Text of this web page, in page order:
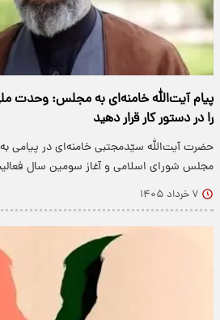
پیام آیت‌الله خامنه‌ای به مجلس: وحدت
را در دستور کار قرار دهید
حضرت آیت‌الله سیّدمجتبی خامنه‌ای در پیامی
مجلس شورای اسلامی و آغاز سومین سال
۷ خرداد ۱۴۰۵